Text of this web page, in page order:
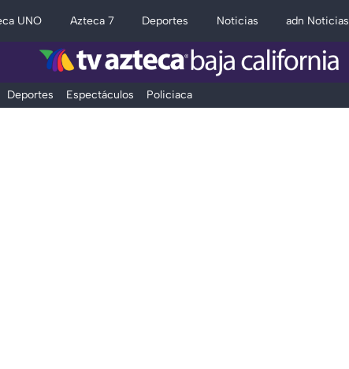
UNO Azteca 7 Deportes Noticias adn Noticias
Deportes Espectáculos Policiaca